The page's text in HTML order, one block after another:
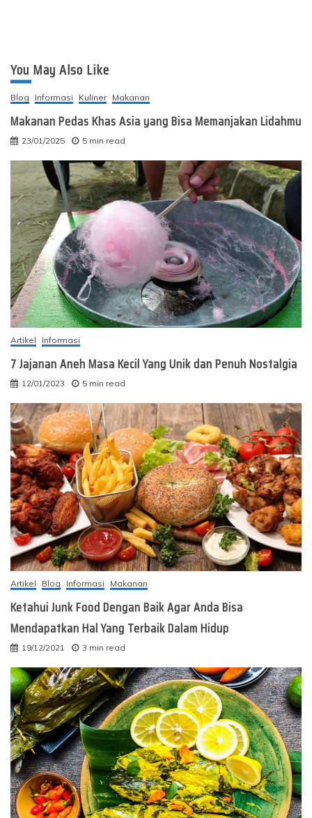
You May Also Like
Blog Informasi Kuliner Makanan
Makanan Pedas Khas Asia yang Bisa Memanjakan Lidahmu
23/01/2025 5 min read
Artikel Informasi
7 Jajanan Aneh Masa Kecil Yang Unik dan Penuh Nostalgia
12/01/2023 5 min read
Artikel Blog Informasi Makanan
Ketahui Junk Food Dengan Baik Agar Anda Bisa
Mendapatkan Hal Yang Terbaik Dalam Hidup
19/12/2021 3 min read